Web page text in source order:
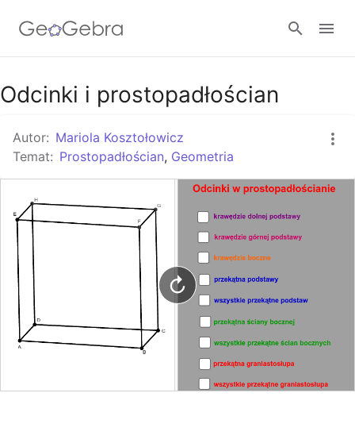
Google Classroom
GeoGebra Classroom
Zaloguj się
Odcinki i prostopadłościan
Autor: Mariola Kosztołowicz
Temat: Prostopadłościan, Geometria